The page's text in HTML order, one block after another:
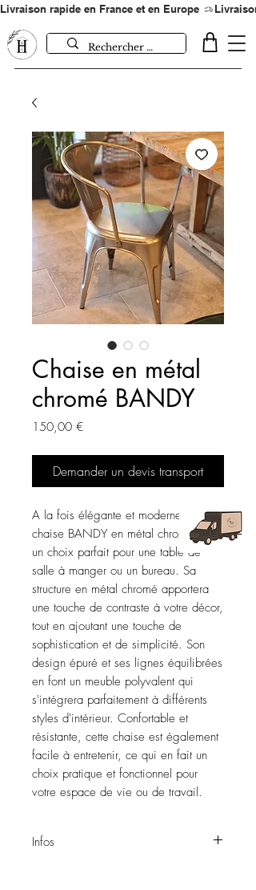
Livraison rapide en France et en Europe
Chaise en métal
chromé BANDY
150,00 €Prix
Demander un devis transport
A la fois élégante et moderne, la
chaise BANDY en métal chromé est
un choix parfait pour une table de
salle à manger ou un bureau. Sa
structure en métal chromé apportera
une touche de contraste à votre décor,
tout en ajoutant une touche de
sophistication et de simplicité. Son
design épuré et ses lignes équilibrées
en font un meuble polyvalent qui
s'intégrera parfaitement à différents
styles d'intérieur. Confortable et
résistante, cette chaise est également
facile à entretenir, ce qui en fait un
choix pratique et fonctionnel pour
votre espace de vie ou de travail.
Infos